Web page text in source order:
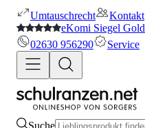
Umtauschrecht
Kontakt
eKomi Siegel Gold
02630 956290
Service
Suche